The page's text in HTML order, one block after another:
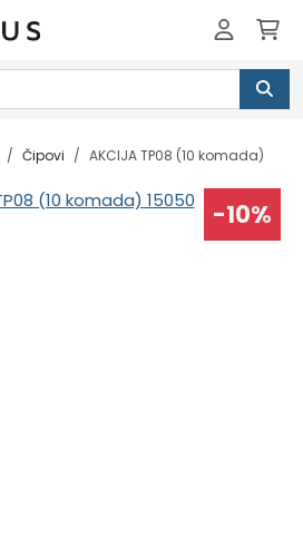
Čipovi AKCIJA TP08 (10 komada)
-10%